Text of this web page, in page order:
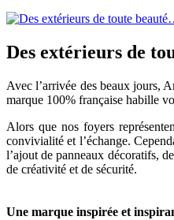
Des extérieurs de
Avec l’arrivée des beaux jours,
marque 100% française habille
Alors que nos foyers
convivialité et l’échange.
l’ajout de panneaux décoratifs,
de créativité et de sécurité.
Une marque inspirée et